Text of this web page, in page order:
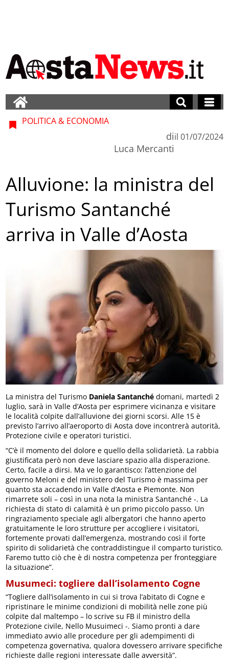
POLITICA & ECONOMIA
di
Luca Mercanti
il 01/07/2024
Alluvione: la ministra del
Turismo Santanché
arriva in Valle d’Aosta
La ministra del Turismo Daniela Santanché domani, martedì 2
luglio, sarà in Valle d’Aosta per esprimere vicinanza e visitare
le località colpite dall’alluvione dei giorni scorsi. Alle 15 è
previsto l’arrivo all’aeroporto di Aosta dove incontrerà autorità,
Protezione civile e operatori turistici.
“C’è il momento del dolore e quello della solidarietà. La rabbia
giustificata però non deve lasciare spazio alla disperazione.
Certo, facile a dirsi. Ma ve lo garantisco: l’attenzione del
governo Meloni e del ministero del Turismo è massima per
quanto sta accadendo in Valle d’Aosta e Piemonte. Non
rimarrete soli – così in una nota la ministra Santanché -. La
richiesta di stato di calamità è un primo piccolo passo. Un
ringraziamento speciale agli albergatori che hanno aperto
gratuitamente le loro strutture per accogliere i visitatori,
fortemente provati dall’emergenza, mostrando così il forte
spirito di solidarietà che contraddistingue il comparto turistico.
Faremo tutto ciò che è di nostra competenza per fronteggiare
la situazione”.
Musumeci: togliere dall’isolamento Cogne
“Togliere dall’isolamento in cui si trova l’abitato di Cogne e
ripristinare le minime condizioni di mobilità nelle zone più
colpite dal maltempo – lo scrive su FB il ministro della
Protezione civile, Nello Musuimeci -. Siamo pronti a dare
immediato avvio alle procedure per gli adempimenti di
competenza governativa, qualora dovessero arrivare specifiche
richieste dalle regioni interessate dalle avversità”.